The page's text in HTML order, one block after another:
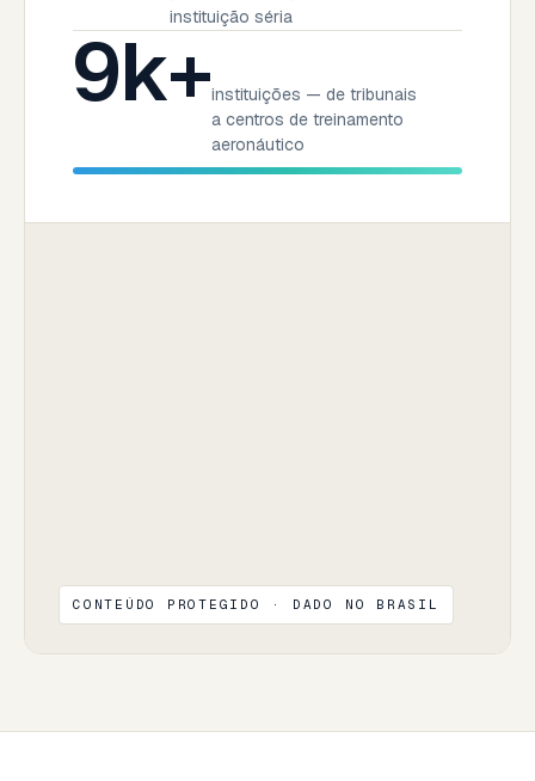
instituição séria
9k+instituições — de tribunais
a centros de treinamento
aeronáutico
CONTEÚDO PROTEGIDO · DADO NO BRASIL